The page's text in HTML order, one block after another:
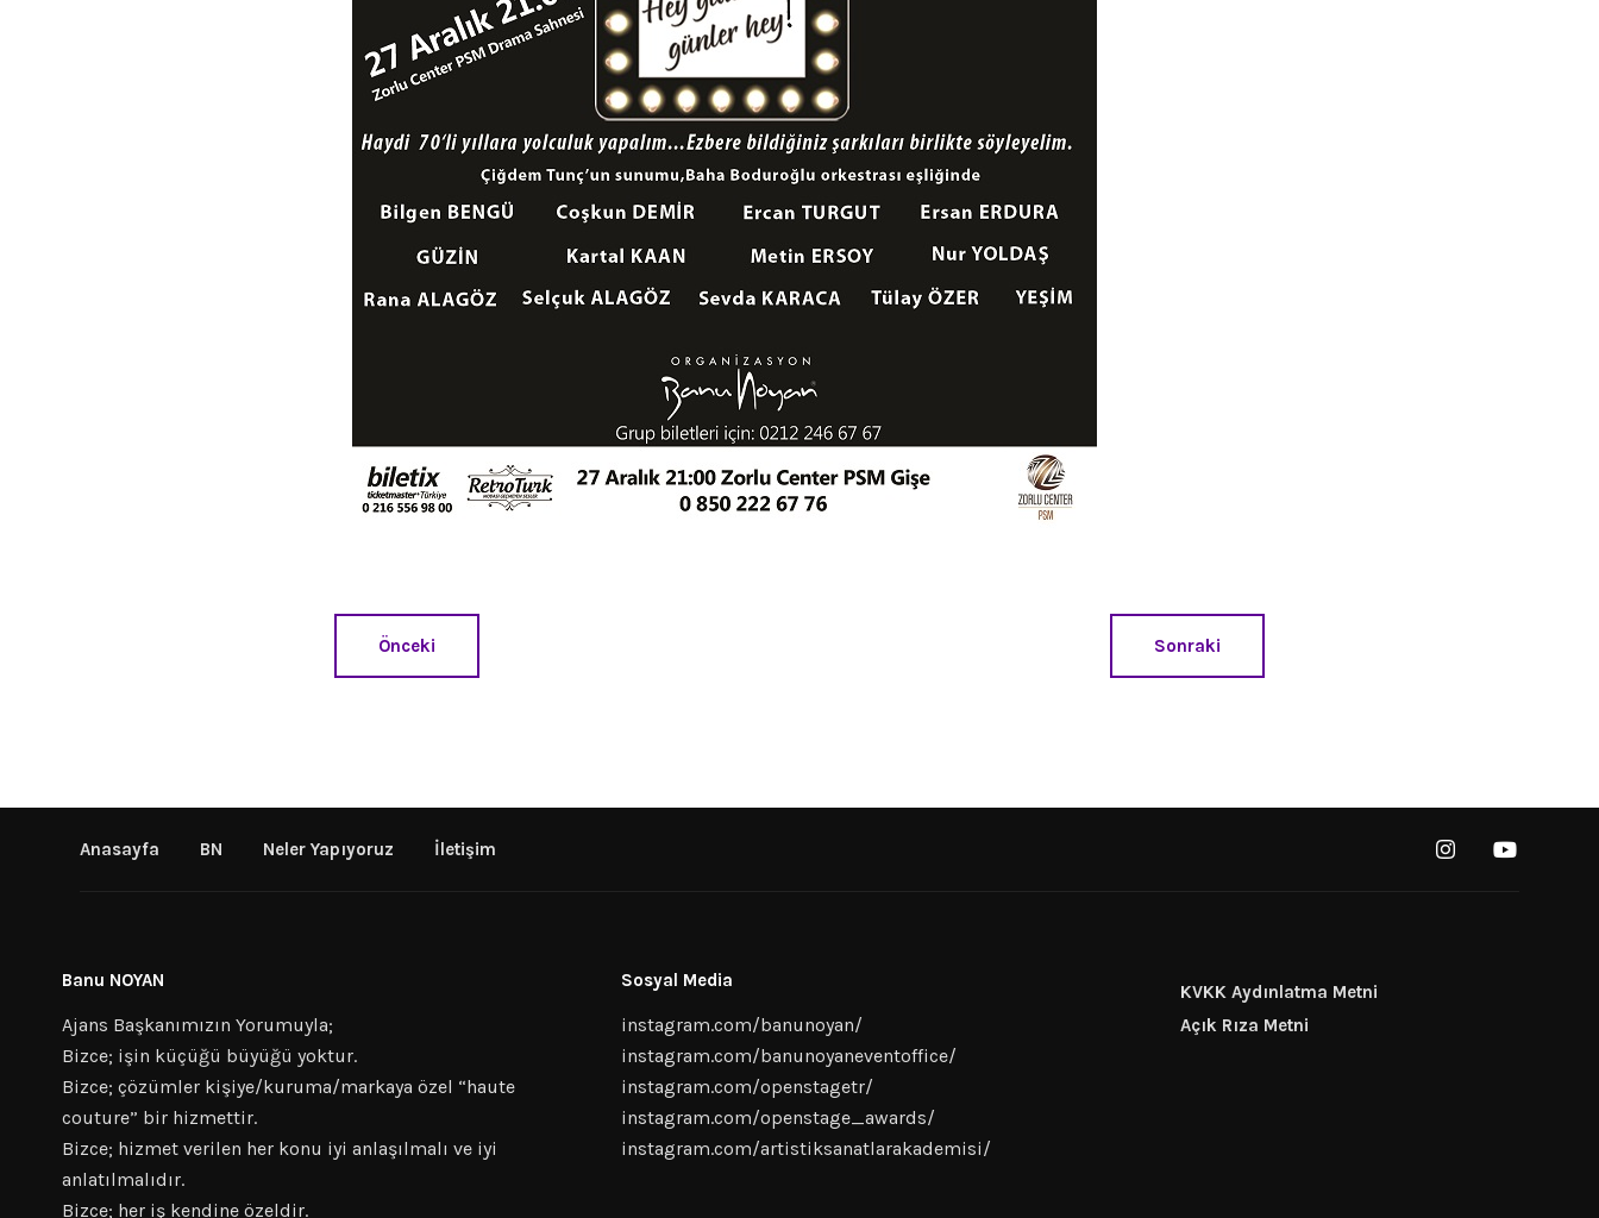
Önceki Sonraki
Anasayfa BN Neler Yapıyoruz İletişim
Banu NOYAN
Ajans Başkanımızın Yorumuyla;
Bizce; işin küçüğü büyüğü yoktur.
Bizce; çözümler kişiye/kuruma/markaya özel “haute
couture” bir hizmettir.
Bizce; hizmet verilen her konu iyi anlaşılmalı ve iyi
anlatılmalıdır.
Bizce; her iş kendine özeldir.
Sosyal Media
instagram.com/banunoyan/
instagram.com/banunoyaneventoffice/
instagram.com/openstagetr/
instagram.com/openstage_awards/
instagram.com/artistiksanatlarakademisi/
KVKK Aydınlatma Metni
Açık Rıza Metni